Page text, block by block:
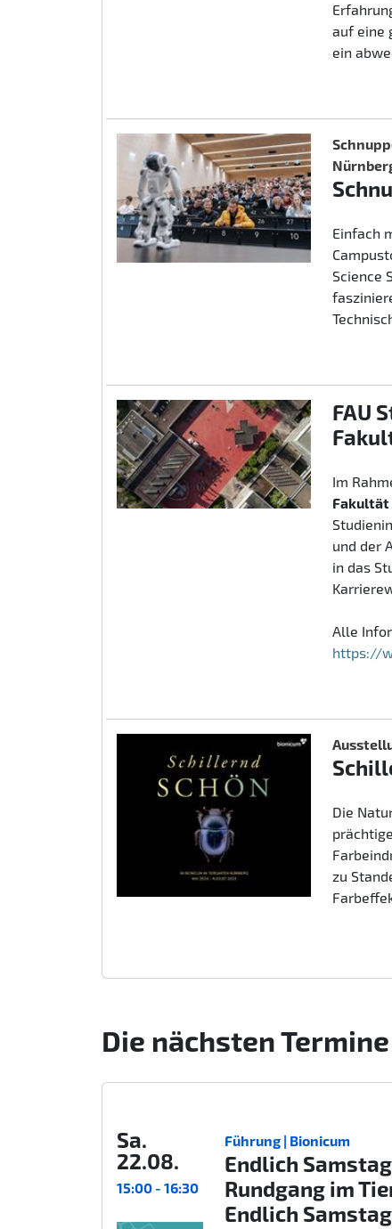
auf eine
ein
Einfach
Science
FAU
Im
Fakultät
und der
in das
Alle
https://
Die
zu
Die nächsten Termine
Sa.
22.08.
15:00 - 16:30
Führung | Bionicum
Endlich
Rundgang im
Endlich